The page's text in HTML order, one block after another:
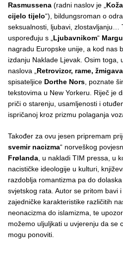
Rasmussena (radni naslov je „
cijelo tijelo“), bildungsroman o
seksualnosti, ljubavi, zlostavljanju…
uspoređuju s „ Ljubavnikom“
nagradu Europske unije, a kod nas
izdanju Naklade Ljevak. Osim toga,
naslova „ Retrovizor, rame, žmigava
spisateljice Dorthe Nors , poznate
tekstovima u New Yorkeru. Riječ je
priči o starenju, usamljenosti i
ispričanoj kroz prizmu polaganja
Također za ovu jesen pripremam
svemir nacizma“ norveškog
Frølanda , u nakladi TIM pressa, u
nacističke ideologije u kulturi,
razdoblja romantizma pa do
svjetskog rata. Autor se pritom bavi
zajedničke karakteristike različitih
neonacizma do islamizma, te
možemo uljuljkati u uvjerenju da se
mogu ponoviti.